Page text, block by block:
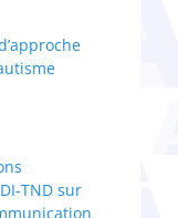
TND sur